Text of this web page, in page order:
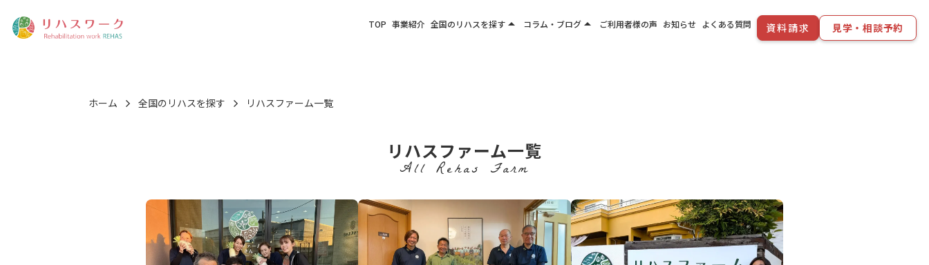
TOP 事業紹介 全国のリハスを探すarrow_drop_up
関西エリア
コラム・ブログarrow_drop_up ご利用者様の声 お知らせ よくある質問 資料請求 見学・相談予約
ホーム 全国のリハスを探す リハスファーム一覧
リハスファーム一覧
All Rehas Farm